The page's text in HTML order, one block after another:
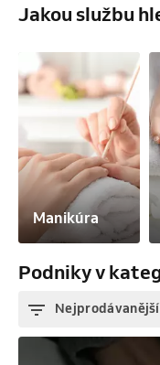
Jakou službu
Manikúra
Podniky v
Nejprodávanější